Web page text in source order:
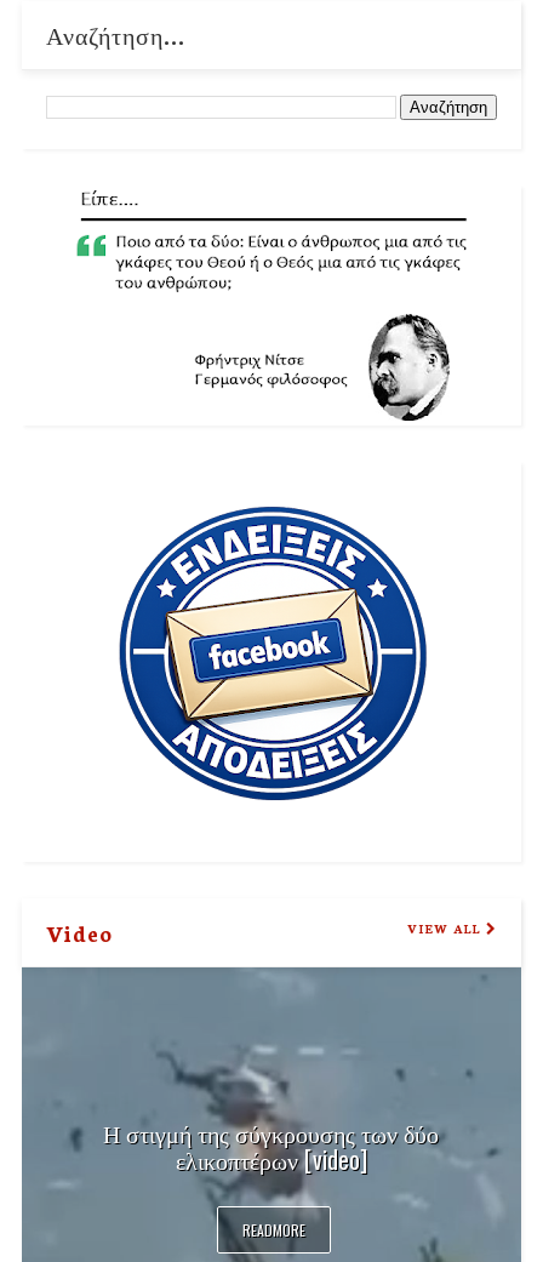
Αναζήτηση...
Video VIEW ALL
Η στιγμή της σύγκρουσης των δύο
ελικοπτέρων [video]
READMORE